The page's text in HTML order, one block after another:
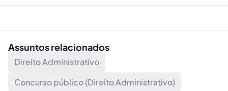
Assuntos relacionados
Direito Administrativo
Concurso público (Direito Administrativo)